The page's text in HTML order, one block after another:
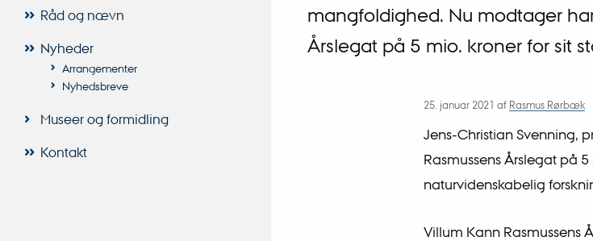
Råd og nævn
Nyheder
Arrangementer
Nyhedsbreve
Museer og formidling
Kontakt
mangfoldighed. Nu modtager
Årslegat på 5 mio. kroner for sit
25. januar 2021 af Rasmus Rørbæk
Jens-Christian Svenning,
Rasmussens Årslegat på
naturvidenskabelig
Villum Kann Rasmussens